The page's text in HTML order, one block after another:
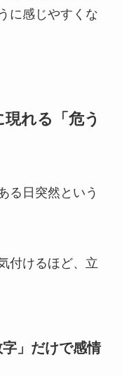
に感じやすくな
れる「危う
る日突然という
付けるほど、立
字」だけで感情